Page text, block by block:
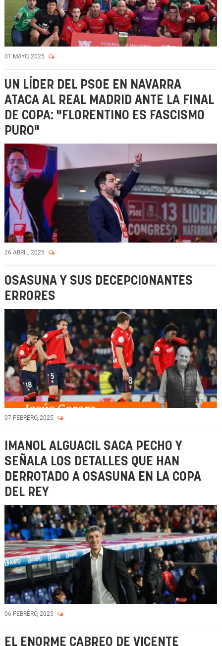
01 MAYO, 2025
UN LÍDER DEL PSOE EN NAVARRA
ATACA AL REAL MADRID ANTE LA FINAL
DE COPA: "FLORENTINO ES FASCISMO
PURO"
26 ABRIL, 2025
OSASUNA Y SUS DECEPCIONANTES
ERRORES
07 FEBRERO, 2025
IMANOL ALGUACIL SACA PECHO Y
SEÑALA LOS DETALLES QUE HAN
DERROTADO A OSASUNA EN LA COPA
DEL REY
06 FEBRERO, 2025
EL ENORME CABREO DE VICENTE